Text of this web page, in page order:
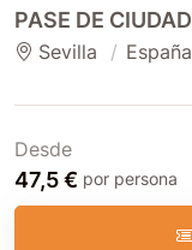
PASE DE CIUDAD
Sevilla España
Desde
47,5 € por persona